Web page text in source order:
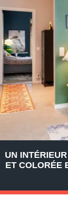
UN
ET COLORÉE